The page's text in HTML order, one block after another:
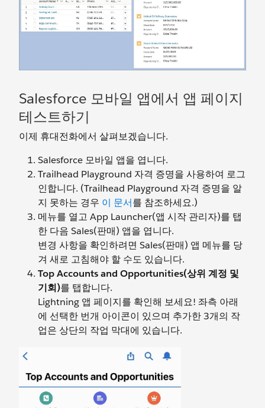
Salesforce 모바일 앱에서 앱 페이지
테스트하기
이제 휴대전화에서 살펴보겠습니다.
Salesforce 모바일 앱을 엽니다.
Trailhead Playground 자격 증명을 사용하여 로그
인합니다. (Trailhead Playground 자격 증명을 알
지 못하는 경우 이 문서를 참조하세요.)
메뉴를 열고 App Launcher(앱 시작 관리자)를 탭
한 다음 Sales(판매) 앱을 엽니다.
변경 사항을 확인하려면 Sales(판매) 앱 메뉴를 당
겨 새로 고침해야 할 수도 있습니다.
Top Accounts and Opportunities(상위 계정 및
기회)를 탭합니다.
Lightning 앱 페이지를 확인해 보세요! 좌측 아래
에 선택한 번개 아이콘이 있으며 추가한 3개의 작
업은 상단의 작업 막대에 있습니다.